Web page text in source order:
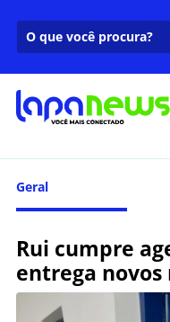
Geral
Rui cumpre
entrega novos